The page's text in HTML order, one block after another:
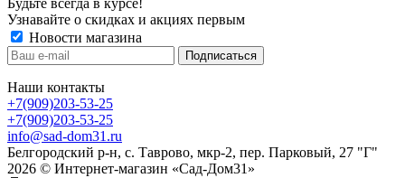
Будьте всегда в курсе!
Узнавайте о скидках и акциях первым
Новости магазина
Наши контакты
+7(909)203-53-25
+7(909)203-53-25
info@sad-dom31.ru
Белгородский р-н, с. Таврово, мкр-2, пер. Парковый, 27 "Г"
2026 © Интернет-магазин «Сад-Дом31»